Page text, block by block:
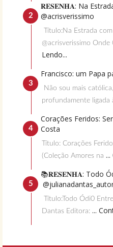
𝐑𝐄𝐒𝐄𝐍𝐇𝐀: Na
@acrisverissimo
Título:Na Estrada
@acrisverissimo Onde
Lendo...
Francisco: um Papa
Não sou mais
profundamente ligada
Corações Feridos:
Costa
Título: Corações
(Coleção Amores na
📚𝐑𝐄𝐒𝐄𝐍𝐇𝐀: Todo
Título:Todo Ódi0
Dantas Editora: ...